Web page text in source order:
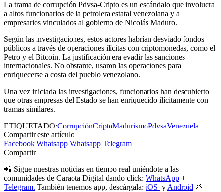
La trama de corrupción Pdvsa-Cripto es un escándalo que involucra
a altos funcionarios de la petrolera estatal venezolana y a
empresarios vinculados al gobierno de Nicolás Maduro.
Según las investigaciones, estos actores habrían desviado fondos
públicos a través de operaciones ilícitas con criptomonedas, como el
Petro y el Bitcoin. La justificación era evadir las sanciones
internacionales. No obstante, usaron las operaciones para
enriquecerse a costa del pueblo venezolano.
Una vez iniciada las investigaciones, funcionarios han descubierto
que otras empresas del Estado se han enriquecido ilícitamente con
tramas similares.
ETIQUETADO:CorrupciónCriptoMadurismoPdvsaVenezuela
Compartir este artículo
Facebook Whatsapp Whatsapp Telegram
Compartir
📲 Sigue nuestras noticias en tiempo real uniéndote a las
comunidades de Caraota Digital dando click: WhatsApp +
Telegram. También tenemos app, descárgala: iOS y Android 🌱